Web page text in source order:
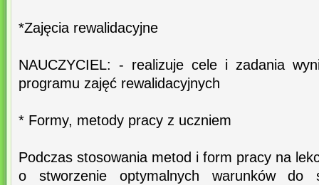
*Zajęcia rewalidacyjne
NAUCZYCIEL: - realizuje cele i zadania
programu zajęć rewalidacyjnych
* Formy, metody pracy z uczniem
Podczas stosowania metod i form pracy na
o stworzenie optymalnych warunków do